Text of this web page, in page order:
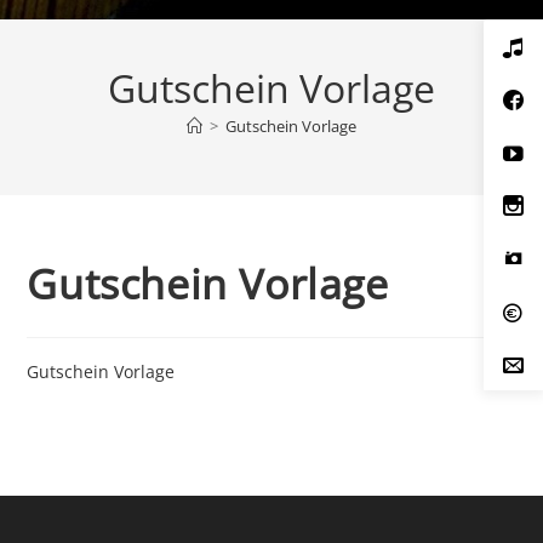
Gutschein Vorlage
> Gutschein Vorlage
Gutschein Vorlage
Gutschein Vorlage